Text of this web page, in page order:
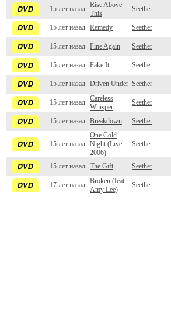
15 лет назад
Rise Above
This
Seether
15 лет назад Remedy Seether
15 лет назад Fine Again Seether
15 лет назад Fake It Seether
15 лет назад Driven Under Seether
15 лет назад
Careless
Whisper
Seether
15 лет назад Breakdown Seether
15 лет назад
One Cold
Night (Live
2006)
Seether
15 лет назад The Gift Seether
17 лет назад
Broken (feat
Amy Lee)
Seether